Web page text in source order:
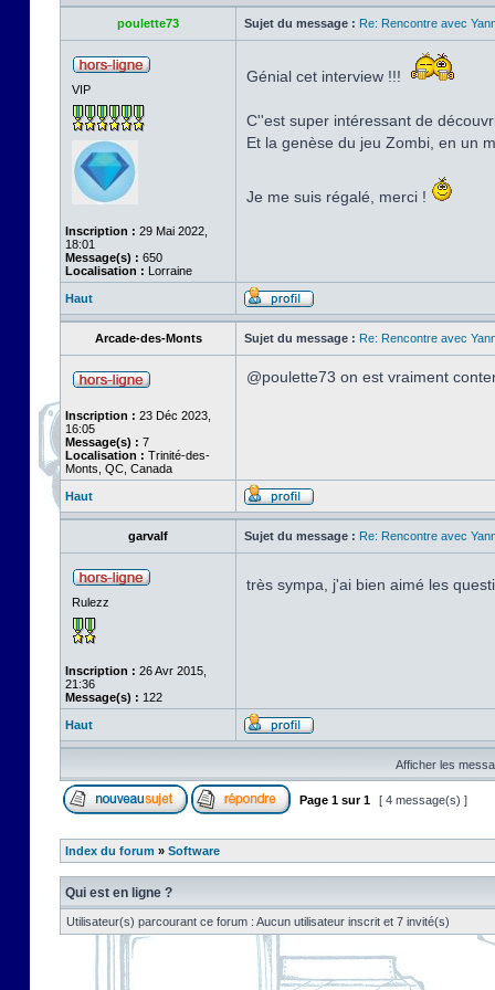
poulette73 Sujet du message : Re: Rencontre avec
VIP
Inscription : 29 Mai 2022,
18:01
Message(s) : 650
Localisation : Lorraine
Génial cet interview !!!
C''est super intéressant de
Et la genèse du jeu Zombi, en un
Je me suis régalé, merci !
Haut
Arcade-des-Monts Sujet du message : Re: Rencontre avec
Inscription : 23 Déc 2023,
16:05
Message(s) : 7
Localisation : Trinité-des-
Monts, QC, Canada
@poulette73 on est vraiment
Haut
garvalf Sujet du message : Re: Rencontre avec
Rulezz
Inscription : 26 Avr 2015,
21:36
Message(s) : 122
très sympa, j'ai bien aimé les
Haut
Afficher les
Page 1 sur1 [ 4 message(s) ]
Index du forum » Software
Qui est en ligne ?
Utilisateur(s) parcourant ce forum : Aucun utilisateur inscrit et 7 invité(s)